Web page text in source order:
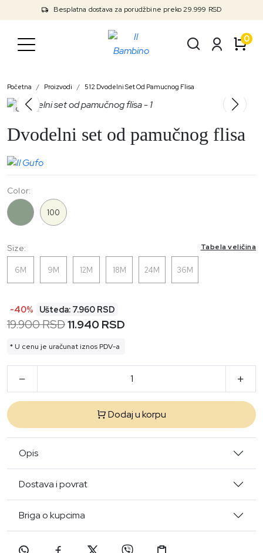
Besplatna dostava za porudžbine preko 29.999 RSD
0
Početna Proizvodi 512 Dvodelni Set Od Pamucnog Flisa
Outlet
Dvodelni set od pamučnog flisa
Size: Tabela veličina
6M 9M 12M 18M 24M 36M
Color:
100
-40% Ušteda: 7.960 RSD
19.900 RSD11.940 RSD
* U cenu je uračunat iznos PDV-a
Dodaj u korpu
Opis
Dostava i povrat
Briga o kupcima